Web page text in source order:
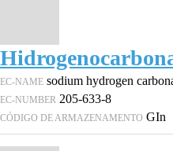
EC-NAME sodium hydrogen
EC-NUMBER 205-633-8
CÓDIGO DE ARMAZENAMENTO GIn